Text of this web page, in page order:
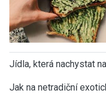
Jídla, která nachystat
Jak na netradiční